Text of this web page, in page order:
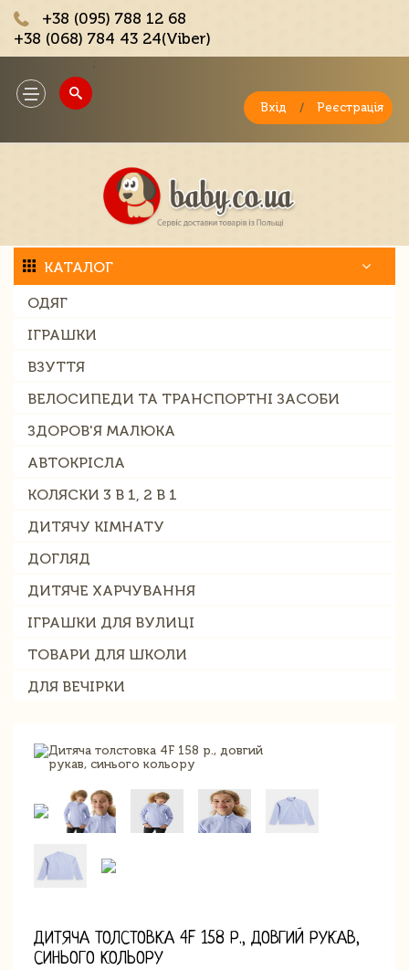
+38 (095) 788 12 68
+38 (068) 784 43 24(Viber)
Toggle
navigation
Вхід / Реєстрація
КАТАЛОГ
ОДЯГ
ІГРАШКИ
ВЗУТТЯ
ВЕЛОСИПЕДИ ТА ТРАНСПОРТНІ ЗАСОБИ
ЗДОРОВ'Я МАЛЮКА
АВТОКРІСЛА
КОЛЯСКИ 3 В 1, 2 В 1
ДИТЯЧУ КІМНАТУ
ДОГЛЯД
ДИТЯЧЕ ХАРЧУВАННЯ
ІГРАШКИ ДЛЯ ВУЛИЦІ
ТОВАРИ ДЛЯ ШКОЛИ
ДЛЯ ВЕЧІРКИ
ДИТЯЧА ТОЛСТОВКА 4F 158 Р., ДОВГИЙ РУКАВ,
СИНЬОГО КОЛЬОРУ